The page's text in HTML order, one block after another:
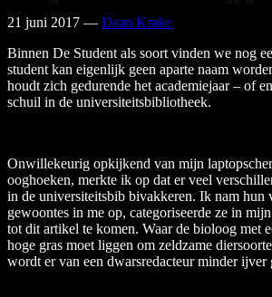
21 juni 2017 — Daan Krake
Binnen De Student als soort vinden we nog
student kan eigenlijk geen aparte naam
houdt zich gedurende het academiejaar – of
schuil in de universiteitsbibliotheek.
Onwillekeurig opkijkend van mijn
ooghoeken, merkte ik op dat er veel
in de universiteitsbib bivakkeren. Ik nam hun
gewoontes in me op, categoriseerde ze in
tot dit artikel te komen. Waar de bioloog met
hoge gras moet liggen om zeldzame
wordt er van een dwarsredacteur minder ijver